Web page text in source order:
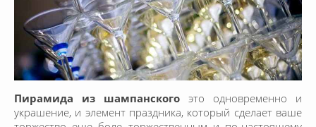
Пирамида из шампанского это одновременно и
украшение, и элемент праздника, который сделает ваше